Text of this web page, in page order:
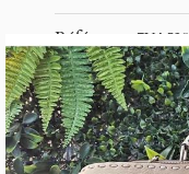
Référence 7VA529